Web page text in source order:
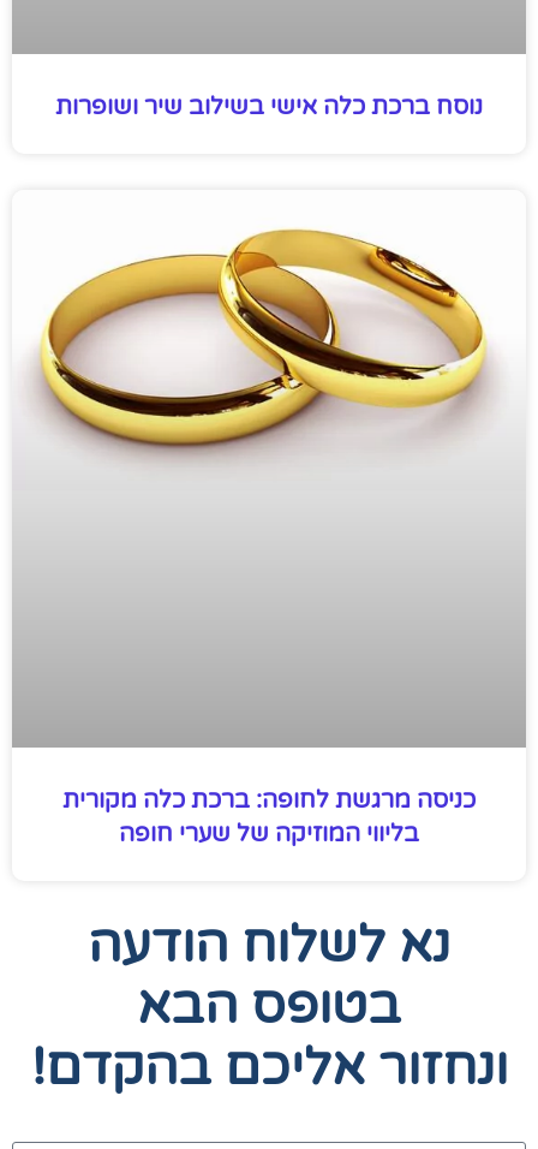
נוסח ברכת כלה אישי בשילוב שיר ושופרות
כניסה מרגשת לחופה: ברכת כלה מקורית
בליווי המוזיקה של שערי חופה
נא לשלוח הודעה
בטופס הבא
ונחזור אליכם בהקדם!